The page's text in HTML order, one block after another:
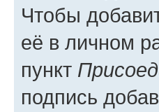
Чтобы
её в личном
пункт
подпись